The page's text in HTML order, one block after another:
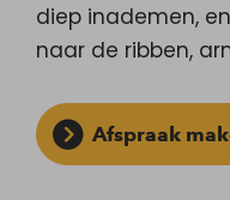
diep inademen,
naar de ribben,
Afspraak